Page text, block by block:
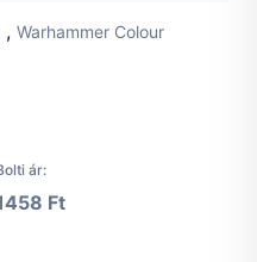
, Warhammer Colour
ár:
Ft